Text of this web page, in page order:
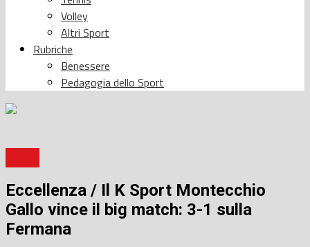
Volley
Altri Sport
Rubriche
Benessere
Pedagogia dello Sport
Eccellenza / Il K Sport Montecchio
Gallo vince il big match: 3-1 sulla
Fermana